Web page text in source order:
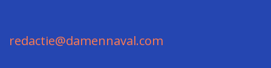
redactie@damennaval.com